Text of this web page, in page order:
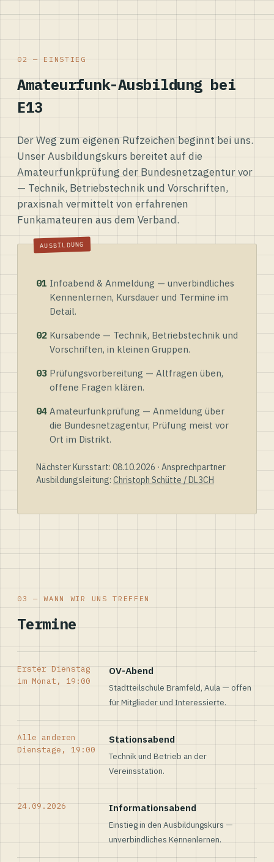
02 — EINSTIEG
Amateurfunk-Ausbildung bei
E13
Der Weg zum eigenen Rufzeichen beginnt bei uns.
Unser Ausbildungskurs bereitet auf die
Amateurfunkprüfung der Bundesnetzagentur vor
— Technik, Betriebstechnik und Vorschriften,
praxisnah vermittelt von erfahrenen
Funkamateuren aus dem Verband.
01 Infoabend & Anmeldung — unverbindliches
Kennenlernen, Kursdauer und Termine im
Detail.
02 Kursabende — Technik, Betriebstechnik und
Vorschriften, in kleinen Gruppen.
03 Prüfungsvorbereitung — Altfragen üben,
offene Fragen klären.
04 Amateurfunkprüfung — Anmeldung über
die Bundesnetzagentur, Prüfung meist vor
Ort im Distrikt.
Nächster Kursstart: 08.10.2026 · Ansprechpartner
Ausbildungsleitung: Christoph Schütte / DL3CH
03 — WANN WIR UNS TREFFEN
Termine
Erster Dienstag
im Monat, 19:00
OV-Abend
Stadtteilschule Bramfeld, Aula — offen
für Mitglieder und Interessierte.
Alle anderen
Dienstage, 19:00
Stationsabend
Technik und Betrieb an der
Vereinsstation.
24.09.2026 Informationsabend
Einstieg in den Ausbildungskurs —
unverbindliches Kennenlernen.